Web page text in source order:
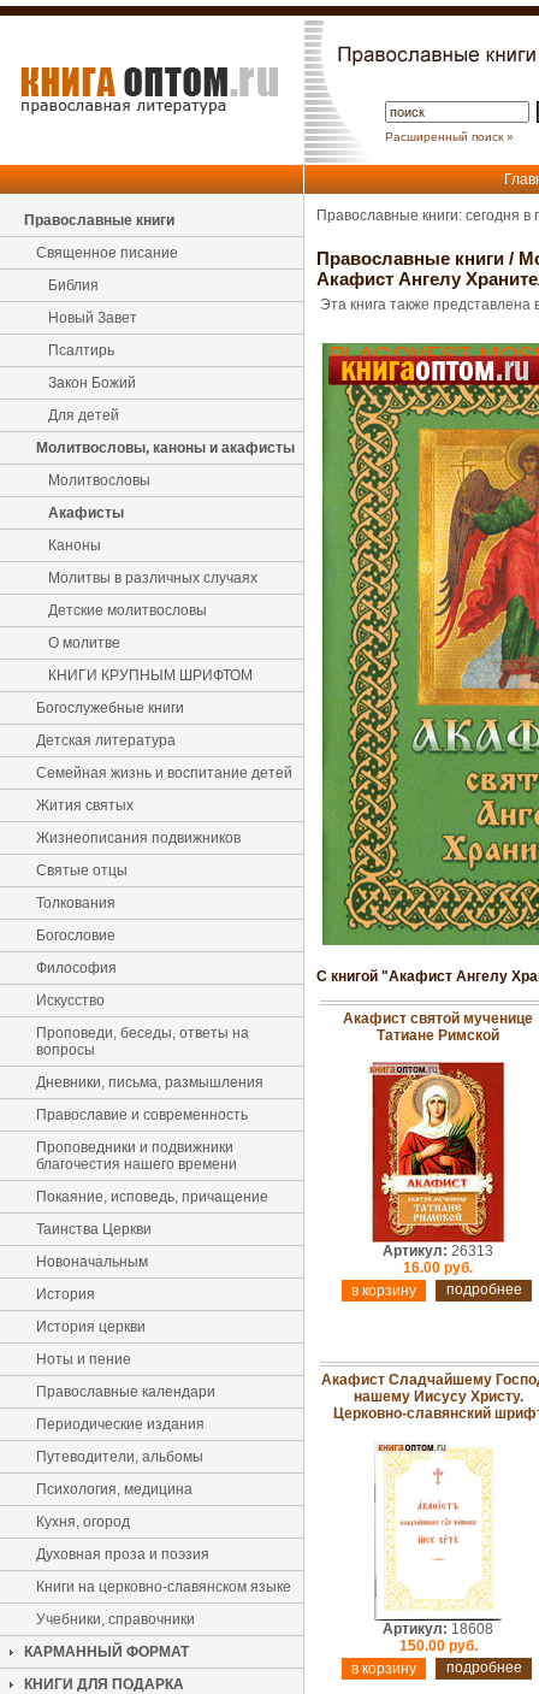
Расширенный поиск »
Православные книги
Священное писание
Библия
Новый Завет
Псалтирь
Закон Божий
Для детей
Молитвословы, каноны и акафисты
Молитвословы
Акафисты
Каноны
Молитвы в различных случаях
Детские молитвословы
О молитве
КНИГИ КРУПНЫМ ШРИФТОМ
Богослужебные книги
Детская литература
Семейная жизнь и воспитание детей
Жития святых
Жизнеописания подвижников
Святые отцы
Толкования
Богословие
Философия
Искусство
Проповеди, беседы, ответы на
вопросы
Дневники, письма, размышления
Православие и современность
Проповедники и подвижники
благочестия нашего времени
Покаяние, исповедь, причащение
Таинства Церкви
Новоначальным
История
История церкви
Ноты и пение
Православные календари
Периодические издания
Путеводители, альбомы
Психология, медицина
Кухня, огород
Духовная проза и поэзия
Книги на церковно-славянском языке
Учебники, справочники
КАРМАННЫЙ ФОРМАТ
КНИГИ ДЛЯ ПОДАРКА
Православные книги: сегодня
Православные книги /
Акафист Ангелу
Эта книга также представлена
С книгой "Акафист Ангелу
Акафист святой мученице
Татиане Римской
Артикул: 26313
16.00 руб.
подробнее
Акафист Сладчайшему
нашему Иисусу Христу.
Церковно-славянский
Артикул: 18608
150.00 руб.
подробнее